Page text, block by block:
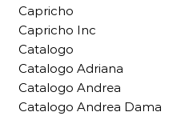
Capricho
Capricho Inc
Catalogo
Catalogo Adriana
Catalogo Andrea
Catalogo Andrea Dama